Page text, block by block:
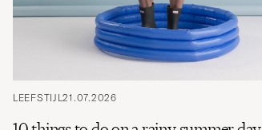
LEEFSTIJL21.07.2026